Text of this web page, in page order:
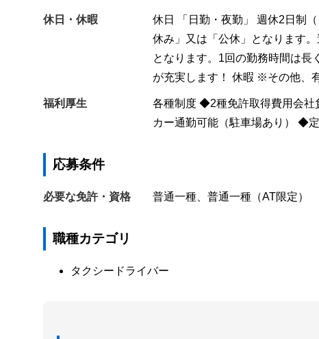
休日・休暇
休日 「日勤・夜勤」 週休2日制
休み」又は「公休」となります
となります。1回の勤務時間は長
が充実します！ 休暇 ※その他、
福利厚生
各種制度 ◆2種免許取得費用会
カー通勤可能（駐車場あり） ◆
応募条件
必要な免許・資格 普通一種、普通一種（AT限定）
職種カテゴリ
タクシードライバー